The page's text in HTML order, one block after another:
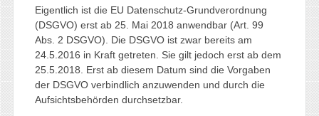
Eigentlich ist die EU Datenschutz-Grundverordnung
(DSGVO) erst ab 25. Mai 2018 anwendbar (Art. 99
Abs. 2 DSGVO). Die DSGVO ist zwar bereits am
24.5.2016 in Kraft getreten. Sie gilt jedoch erst ab dem
25.5.2018. Erst ab diesem Datum sind die Vorgaben
der DSGVO verbindlich anzuwenden und durch die
Aufsichtsbehörden durchsetzbar.